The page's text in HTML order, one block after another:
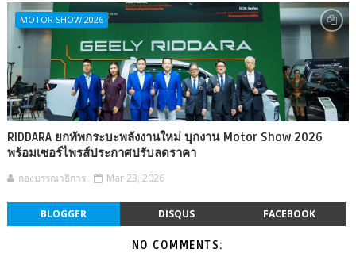
MOTOR SHOW 2026
RIDDARA ยกทัพกระบะพลังงานใหม่ บุกงาน Motor Show 2026
พร้อมเซอร์ไพรส์ประกาศปรับลดราคา
กองบรรณาธิการ Mar 23, 2026
BLOGGER DISQUS FACEBOOK
NO COMMENTS: